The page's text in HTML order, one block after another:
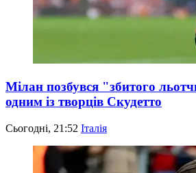
Мілан позбувся "збитого
одним із творців Скудетто
Сьогодні, 21:52 Італія